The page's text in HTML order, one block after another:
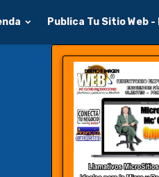
Publica Tu Sitio Web